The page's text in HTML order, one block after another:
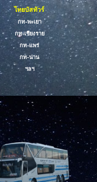
ไทยบัสทัวร์
กท-พะเยา
กท-เชียงราย
กท-แพร่
กท-น่าน
ฯลฯ